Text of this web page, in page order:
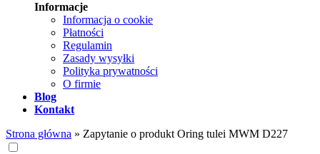
Informacje
Informacja o cookie
Płatności
Regulamin
Zasady wysyłki
Polityka prywatności
O firmie
Blog
Kontakt
Strona główna » Zapytanie o produkt Oring tulei MWM D227